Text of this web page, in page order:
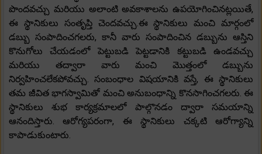
పొందవచ్చు మరియు అలాంటి అవకాశాలను ఉపయోగించినట్లయితే,
ఈ స్థానికులు సంతృప్తి చెందవచ్చు.ఈ స్థానికులు మంచి మార్గంలో
డబ్బు సంపాదించగలరు, కానీ వారు సంపాదించిన డబ్బును ఆస్తిని
కొనుగోలు చేయడంలో పెట్టుబడి పెట్టడానికి కట్టుబడి ఉండవచ్చు
మరియు తద్వారా వారు మంచి మొత్తంలో డబ్బును
నిర్వహించలేకపోవచ్చు. సంబంధాల విషయానికి వస్తే, ఈ స్థానికులు
తమ జీవిత భాగస్వామితో మంచి అనుబంధాన్ని కొనసాగించగలరు. ఈ
స్థానికులు శుభ కార్యక్రమాలలో పాల్గొనడం ద్వారా సమయాన్ని
ఆనందిస్తారు. ఆరోగ్యపరంగా, ఈ స్థానికులు చక్కటి ఆరోగ్యాన్ని
కాపాడుకుంటారు.